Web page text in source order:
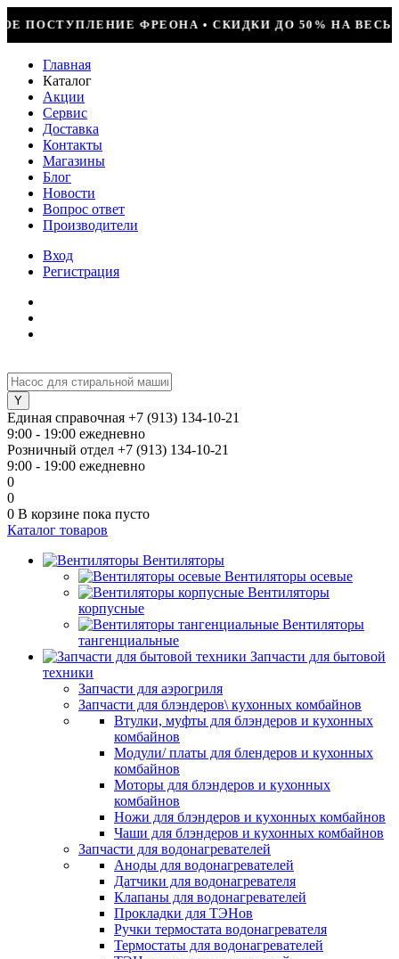
ДО 50% НА ВЕСЬ ИНСТРУМЕНТ • КОМПРЕССОР
Главная
Каталог
Акции
Сервис
Доставка
Контакты
Магазины
Блог
Новости
Вопрос ответ
Производители
Вход
Регистрация
Единая справочная +7 (913) 134-10-21
9:00 - 19:00 ежедневно
Розничный отдел +7 (913) 134-10-21
9:00 - 19:00 ежедневно
0
0
0 В корзине пока пусто
Каталог товаров
Вентиляторы
Вентиляторы осевые
Вентиляторы
корпусные
Вентиляторы
тангенциальные
Запчасти для бытовой
техники
Запчасти для аэрогриля
Запчасти для блэндеров\ кухонных комбайнов
Втулки, муфты для блэндеров и кухонных
комбайнов
Модули/ платы для блендеров и кухонных
комбайнов
Моторы для блэндеров и кухонных
комбайнов
Ножи для блэндеров и кухонных комбайнов
Чаши для блэндеров и кухонных комбайнов
Запчасти для водонагревателей
Аноды для водонагревателей
Датчики для водонагревателя
Клапаны для водонагревателей
Прокладки для ТЭНов
Ручки термостата водонагревателя
Термостаты для водонагревателей